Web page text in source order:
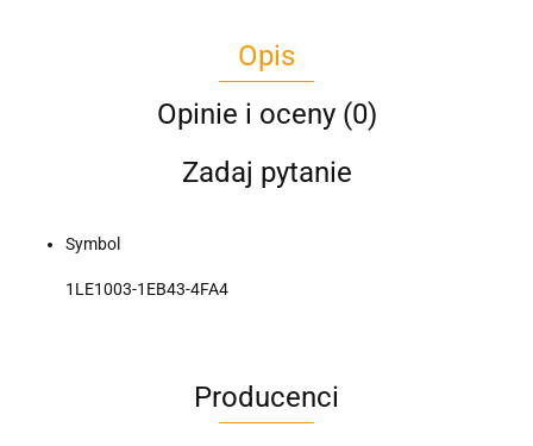
Opis
Opinie i oceny (0)
Zadaj pytanie
Symbol
1LE1003-1EB43-4FA4
Producenci